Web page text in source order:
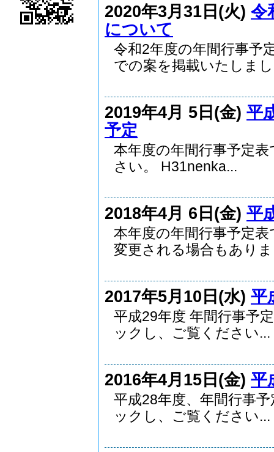
2020年3月31日(火) 令
について
令和2年度の年間行事予
での案を掲載いたしま
2019年4月 5日(金) 平
予定
本年度の年間行事予定
さい。 H31nenka...
2018年4月 6日(金) 平
本年度の年間行事予定
変更される場合もあり
2017年5月10日(水) 平
平成29年度 年間行事予
ックし、ご覧ください...
2016年4月15日(金) 平
平成28年度、年間行事
ックし、ご覧ください...